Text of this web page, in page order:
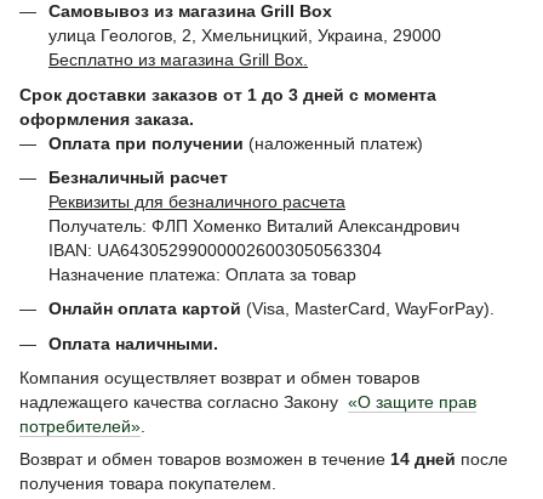
Самовывоз из магазина Grill Box
улица Геологов, 2, Хмельницкий, Украина, 29000
Бесплатно из магазина Grill Box.
Срок доставки заказов от 1 до 3 дней с момента
оформления заказа.
Оплата при получении (наложенный платеж)
Безналичный расчет
Реквизиты для безналичного расчета
Получатель: ФЛП Хоменко Виталий Александрович
IBAN: UA643052990000026003050563304
Назначение платежа: Оплата за товар
Онлайн оплата картой (Visa, MasterCard, WayForPay).
Оплата наличными.
Компания осуществляет возврат и обмен товаров
надлежащего качества согласно Закону «О защите прав
потребителей»
Возврат и обмен товаров возможен в течение 14 дней после
получения товара покупателем.